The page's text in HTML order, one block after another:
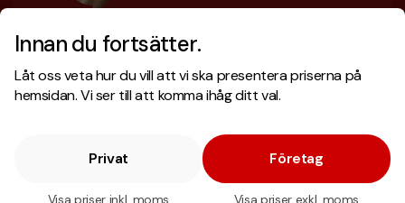
Innan du fortsätter.
Låt oss veta hur du vill att vi ska presentera priserna på
hemsidan. Vi ser till att komma ihåg ditt val.
Privat
Visa priser inkl. moms
Företag
Visa priser exkl. moms
Designskiss inom 1 h
Fri offert
Snabb leverans
Copyright © 2026 . Brand New Profile AB